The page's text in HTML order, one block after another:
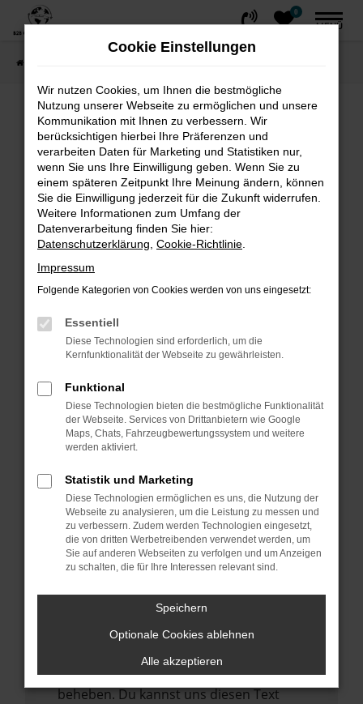
Zum
springen
0
MENÜ
Fehler: Network Error
Beim Laden ist ein Fehler aufgetreten.
Hier sind ein paar Tipps, die dir helfen können:
Überprüfe deine Firewall und deine
Internetverbindung.
Laden andere Webseiten, zum Beispiel
Prüfe deine Browsererweiterungen.
können das Laden bestimmter Seiten
verhindern. Funktioniert die Seite in einem
anderen Browser oder in einem privaten
Fenster?
Starte dein Gerät neu.
Das kann manchmal helfen,
vorübergehende Probleme zu beheben.
Stelle sicher, dass dein Browser und dein
Betriebssystem auf dem neuesten Stand
sind.
Veraltete Software birgt nicht nur ein
Sicherheitsrisiko, sondern kann auch dazu
führen, dass bestimmte Funktionen nicht
mehr unterstützt werden.
Wende dich an den Webseitenbetreiber.
Wenn du alle oben genannten Schritte
versucht hast, kontaktiere uns bitte. Wir
werden versuchen, das Problem zu
beheben. Du kannst uns diesen Text
Cookie Einstellungen
Wir nutzen Cookies, um Ihnen die bestmögliche
Nutzung unserer Webseite zu ermöglichen und unsere
Kommunikation mit Ihnen zu verbessern. Wir
berücksichtigen hierbei Ihre Präferenzen und
verarbeiten Daten für Marketing und Statistiken nur,
wenn Sie uns Ihre Einwilligung geben. Wenn Sie zu
einem späteren Zeitpunkt Ihre Meinung ändern, können
Sie die Einwilligung jederzeit für die Zukunft widerrufen.
Weitere Informationen zum Umfang der
Datenverarbeitung finden Sie hier:
Datenschutzerklärung Cookie-Richtlinie
Impressum
Folgende Kategorien von Cookies werden von uns eingesetzt:
Essentiell
Diese Technologien sind erforderlich, um die
Kernfunktionalität der Webseite zu gewährleisten.
Funktional
Diese Technologien bieten die bestmögliche Funktionalität
der Webseite. Services von Drittanbietern wie Google
Maps, Chats, Fahrzeugbewertungssystem und weitere
werden aktiviert.
Statistik und Marketing
Diese Technologien ermöglichen es uns, die Nutzung der
Webseite zu analysieren, um die Leistung zu messen und
zu verbessern. Zudem werden Technologien eingesetzt,
die von dritten Werbetreibenden verwendet werden, um
Sie auf anderen Webseiten zu verfolgen und um Anzeigen
zu schalten, die für Ihre Interessen relevant sind.
Speichern
Optionale Cookies ablehnen
Alle akzeptieren